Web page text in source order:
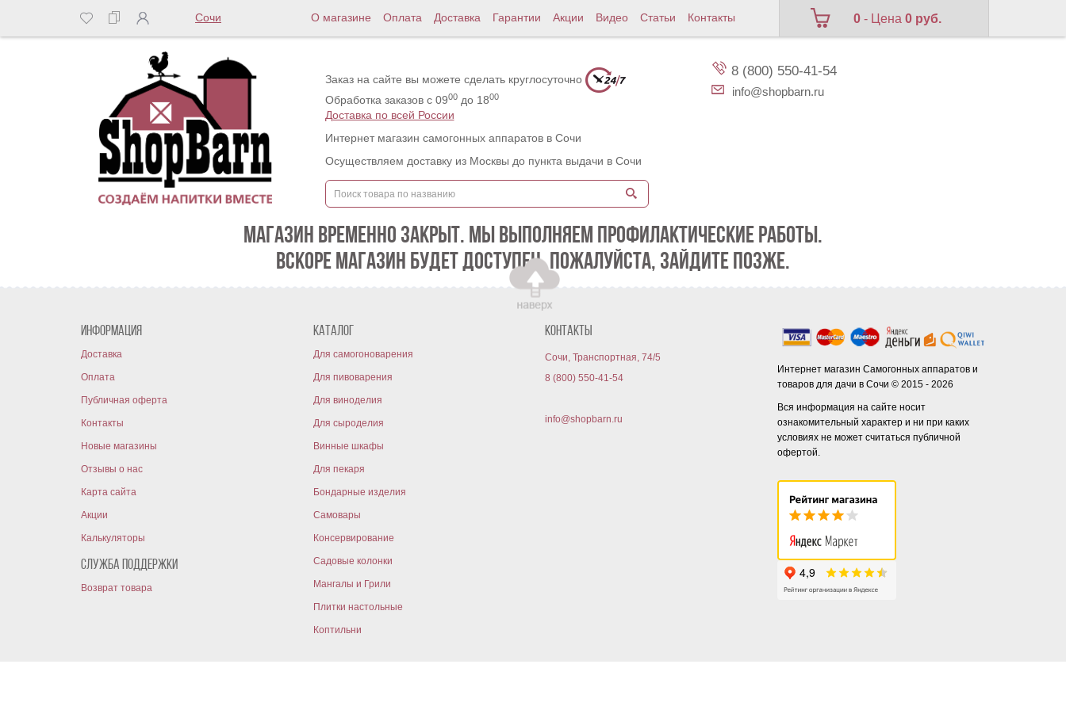
Сочи О магазине Оплата Доставка Гарантии Акции Видео Статьи Контакты 0 - Цена0 руб.
Заказ на сайте вы можете сделать круглосуточно
Обработка заказов с 0900до 1800
Доставка по всей России
Интернет магазин самогонных аппаратов в Сочи
Осуществляем доставку из Москвы до пункта выдачи в Сочи
8 (800) 550-41-54
info@shopbarn.ru
МАГАЗИН ВРЕМЕННО ЗАКРЫТ. МЫ ВЫПОЛНЯЕМ ПРОФИЛАКТИЧЕСКИЕ РАБОТЫ.
ВСКОРЕ МАГАЗИН БУДЕТ ДОСТУПЕН. ПОЖАЛУЙСТА, ЗАЙДИТЕ ПОЗЖЕ.
Информация
Доставка
Оплата
Публичная оферта
Контакты
Новые магазины
Отзывы о нас
Карта сайта
Акции
Калькуляторы
Служба поддержки
Возврат товара
Каталог
Для самогоноварения
Для пивоварения
Для виноделия
Для сыроделия
Винные шкафы
Для пекаря
Бондарные изделия
Самовары
Консервирование
Садовые колонки
Мангалы и Грили
Плитки настольные
Коптильни
Контакты
Сочи, Транспортная, 74/5
8 (800) 550-41-54
info@shopbarn.ru
Интернет магазин Самогонных аппаратов и
товаров для дачи в Сочи © 2015 - 2026
Вся информация на сайте носит
ознакомительный характер и ни при каких
условиях не может считаться публичной
офертой.